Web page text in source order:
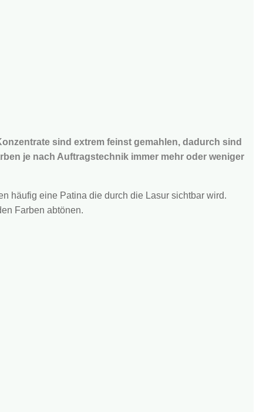
sind extrem feinst gemahlen, dadurch sind
je nach Auftragstechnik immer mehr oder weniger
häufig eine Patina die durch die Lasur sichtbar wird.
Farben abtönen.